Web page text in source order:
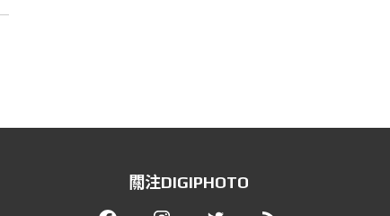
關注DIGIPHOTO